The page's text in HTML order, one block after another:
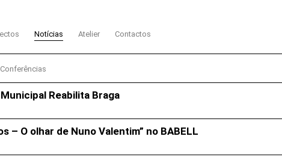
Notícias Atelier Contactos
Conferências
Reabilita Braga
– O olhar de Nuno Valentim” no BABELL